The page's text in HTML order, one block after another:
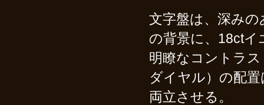
文字盤は、深み
の背景に、18ct
明瞭なコントラ
ダイヤル）の配
両立させる。